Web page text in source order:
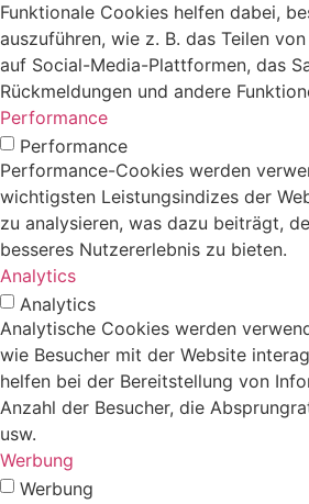
Funktionale Cookies helfen dabei,
auszuführen, wie z. B. das Teilen
auf Social-Media-Plattformen, das
Rückmeldungen und andere
Performance
Performance
Performance-Cookies werden
wichtigsten Leistungsindizes der
zu analysieren, was dazu beiträgt,
besseres Nutzererlebnis zu bieten.
Analytics
Analytics
Analytische Cookies werden
wie Besucher mit der Website
helfen bei der Bereitstellung von
Anzahl der Besucher, die
usw.
Werbung
Werbung